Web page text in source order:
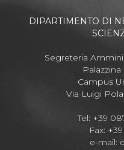
DIPARTIMENTO DI
Segreteria
Palazzina
Campus
Via Luigi
Tel: +39
Fax:
e-mail: